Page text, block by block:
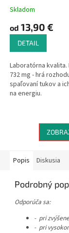
Skladom
od 13,90 €
DETAIL
Laboratórna kvalita.
732 mg - hrá
spaľovaní tukov a
na energiu.
Popis Diskusia
Podrobný
Odporúča sa:
- pri
- pri